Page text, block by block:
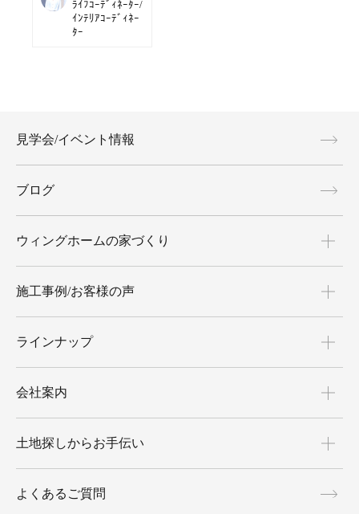
ﾗｲﾌｺｰﾃﾞｨﾈｰﾀｰ/
ｲﾝﾃﾘｱｺｰﾃﾞｨﾈｰ
ﾀｰ
見学会/イベント情報
ブログ
ウィングホームの家づくり
施工事例/お客様の声
ラインナップ
会社案内
土地探しからお手伝い
よくあるご質問